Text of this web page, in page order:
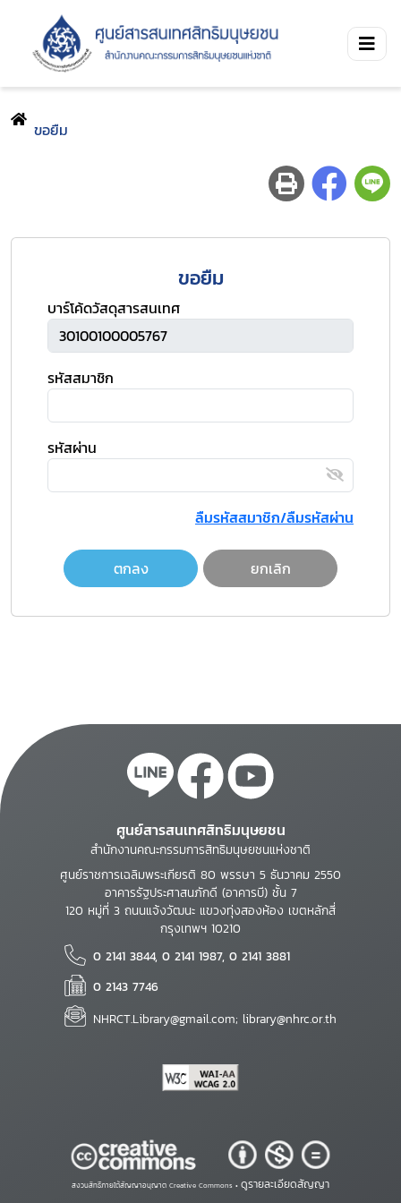
ขอยืม
ขอยืม
บาร์โค้ดวัสดุสารสนเทศ
รหัสสมาชิก
รหัสผ่าน
ลืมรหัสสมาชิก/ลืมรหัสผ่าน
ตกลง ยกเลิก
ศูนย์สารสนเทศสิทธิมนุษยชน
สำนักงานคณะกรรมการสิทธิมนุษยชนแห่งชาติ
ศูนย์ราชการเฉลิมพระเกียรติ 80 พรรษา 5 ธันวาคม 2550
อาคารรัฐประศาสนภักดี (อาคารบี) ชั้น 7
120 หมู่ที่ 3 ถนนแจ้งวัฒนะ แขวงทุ่งสองห้อง เขตหลักสี่
กรุงเทพฯ 10210
0 2141 3844, 0 2141 1987, 0 2141 3881
0 2143 7746
NHRCT.Library@gmail.com; library@nhrc.or.th
สงวนสิทธิ์ภายใต้สัญญาอนุญาต Creative Commons • ดูรายละเอียดสัญญา